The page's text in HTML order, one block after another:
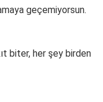
geçemiyorsun.
biter, her şey birden